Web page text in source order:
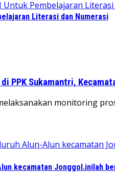
Literasi dan Numerasi
PPK Sukamantri,
monitoring
kecamatan Jonggol.inilah